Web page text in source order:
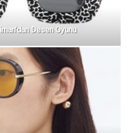
Desen Oyunu